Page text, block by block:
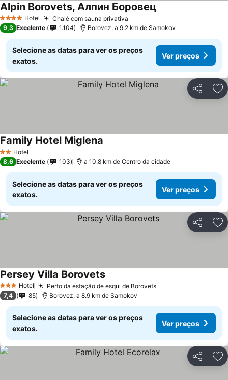
4 EstrelasHotel Chalé com sauna privativa
Alpin Borovets, Алпин Боровец
9,3 Excelente 1.104 Borovez, a 9.2 km de Samokov
Selecione as datas para ver os preços
exatos.
Ver preços
Partilhar
2 Estrelas
Hotel
Family Hotel Miglena
8,6 Excelente 103 a 10.8 km de Centro da cidade
Selecione as datas para ver os preços
exatos.
Ver preços
Partilhar
3 EstrelasHotel Perto da estação de esqui de Borovets
Persey Villa Borovets
7,4 85 Borovez, a 8.9 km de Samokov
Selecione as datas para ver os preços
exatos.
Ver preços
Partilhar